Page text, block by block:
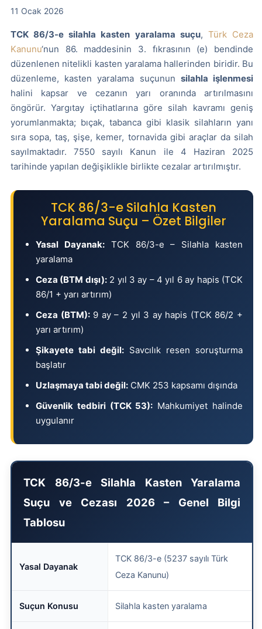
11 Ocak 2026
TCK 86/3-e silahla kasten yaralama suçu, Türk Ceza
Kanunu‘nun 86. maddesinin 3. fıkrasının (e) bendinde
düzenlenen nitelikli kasten yaralama hallerinden biridir. Bu
düzenleme, kasten yaralama suçunun silahla işlenmesi
halini kapsar ve cezanın yarı oranında artırılmasını
öngörür. Yargıtay içtihatlarına göre silah kavramı geniş
yorumlanmakta; bıçak, tabanca gibi klasik silahların yanı
sıra sopa, taş, şişe, kemer, tornavida gibi araçlar da silah
sayılmaktadır. 7550 sayılı Kanun ile 4 Haziran 2025
tarihinde yapılan değişiklikle birlikte cezalar artırılmıştır.
TCK 86/3-e Silahla Kasten
Yaralama Suçu – Özet Bilgiler
Yasal Dayanak:TCK 86/3-e – Silahla kasten
yaralama
Ceza (BTM dışı):2 yıl 3 ay – 4 yıl 6 ay hapis (TCK
86/1 + yarı artırım)
Ceza (BTM):9 ay – 2 yıl 3 ay hapis (TCK 86/2 +
yarı artırım)
Şikayete tabi değil: Savcılık resen soruşturma
başlatır
Uzlaşmaya tabi değil: CMK 253 kapsamı dışında
Güvenlik tedbiri (TCK 53): Mahkumiyet halinde
uygulanır
TCK 86/3-e Silahla Kasten Yaralama
Suçu ve Cezası 2026 – Genel Bilgi
Tablosu
Yasal Dayanak
TCK 86/3-e (5237 sayılı Türk
Ceza Kanunu)
Suçun Konusu Silahla kasten yaralama